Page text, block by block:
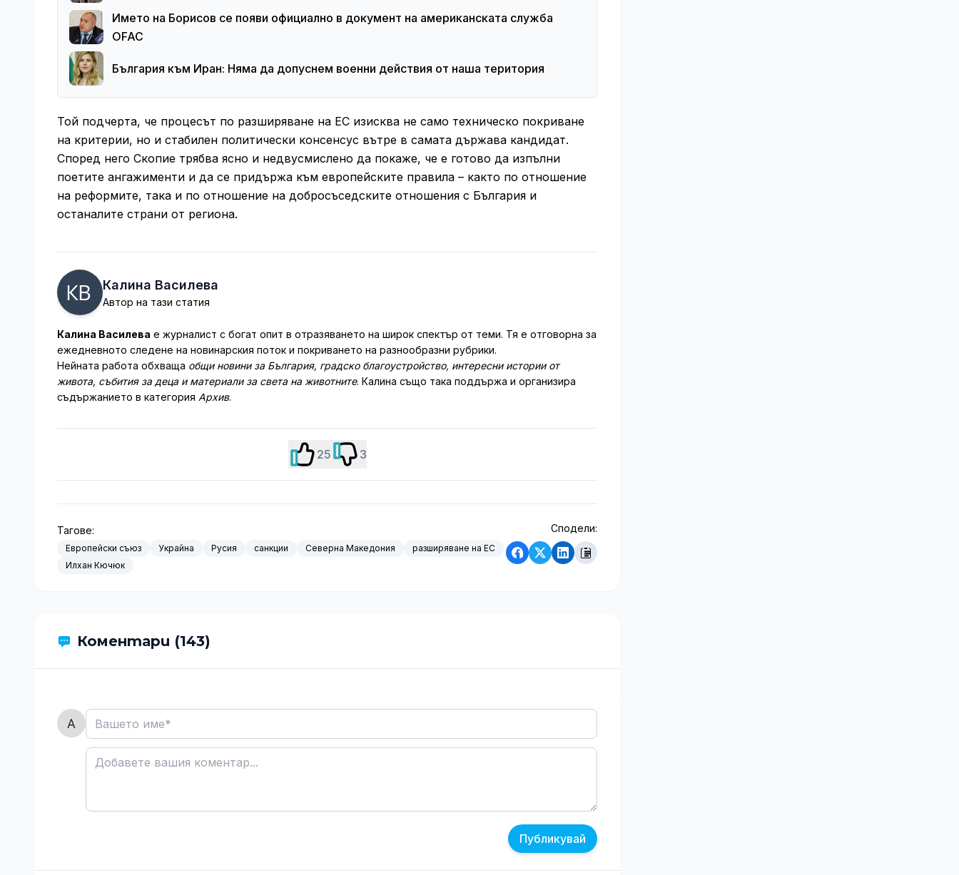
Името на Борисов се появи официално в документ на американската служба
OFAC
България към Иран: Няма да допуснем военни действия от наша територия
Той подчерта, че процесът по разширяване на ЕС изисква не само техническо покриване
на критерии, но и стабилен политически консенсус вътре в самата държава кандидат.
Според него Скопие трябва ясно и недвусмислено да покаже, че е готово да изпълни
поетите ангажименти и да се придържа към европейските правила – както по отношение
на реформите, така и по отношение на добросъседските отношения с България и
останалите страни от региона.
Калина Василева
Автор на тази статия
Калина Василева е журналист с богат опит в отразяването на широк спектър от теми. Тя е отговорна за
ежедневното следене на новинарския поток и покриването на разнообразни рубрики.
Нейната работа обхваща общи новини за България, градско благоустройство, интересни истории от
живота, събития за деца и материали за света на животните. Калина също така поддържа и организира
съдържанието в категория Архив.
25 3
Тагове:
Европейски съюз Украйна Русия санкции Северна Македония
разширяване на ЕС
Илхан Кючюк
Сподели:
Коментари (143)
Публикувай